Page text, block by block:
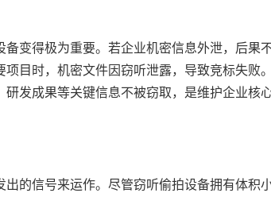
变得极为重要。若企业机密信息外泄，后果
目时，机密文件因窃听泄露，导致竞标失败。
发成果等关键信息不被窃取，是维护企业核
的信号来运作。尽管窃听偷拍设备拥有体积